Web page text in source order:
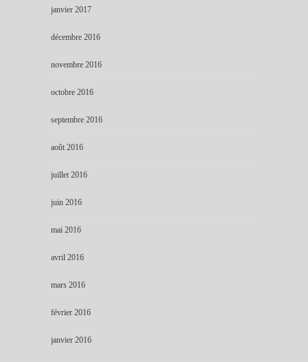
janvier 2017
décembre 2016
novembre 2016
octobre 2016
septembre 2016
août 2016
juillet 2016
juin 2016
mai 2016
avril 2016
mars 2016
février 2016
janvier 2016